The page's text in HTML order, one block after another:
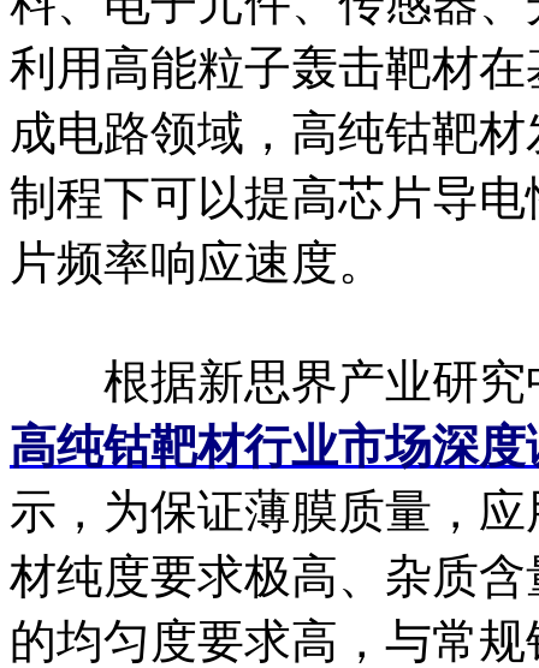
利用高能粒子轰击靶材
成电路领域，高纯钴靶
制程下可以提高芯片导
片频率响应速度。
根据新思界产业研究
高纯钴靶材行业市场深
示，为保证薄膜质量，
材纯度要求极高、杂质
的均匀度要求高，与常